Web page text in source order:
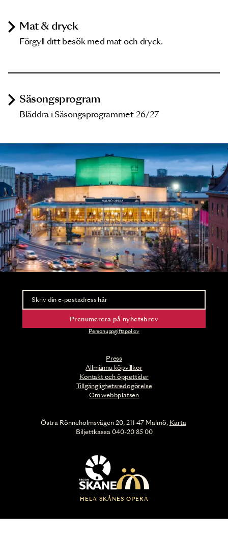
Mat & dryck
Förgyll ditt besök med mat och dryck.
Säsongsprogram
Bläddra i Säsongsprogrammet 26/27
Press
Allmänna köpvillkor
Kontakt och öppettider
Tillgänglighetsredogörelse
Om webbplatsen
Nyhetsbrev
Ta del av förhandsinformation och biljettsläpp.
Prenumerera på nyhetsbrev
Personuppgiftspolicy
HELA SKÅNES OPERA
Östra Rönneholmsvägen 20, 211 47 Malmö, Karta
Biljettkassa 040-20 85 00